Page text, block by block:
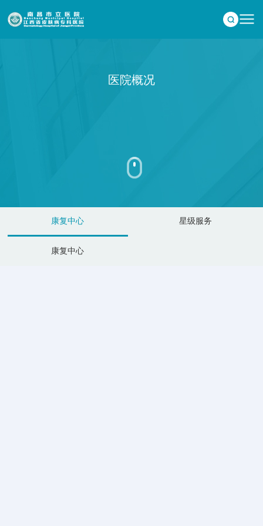
医院概况
康复中心 星级服务
康复中心